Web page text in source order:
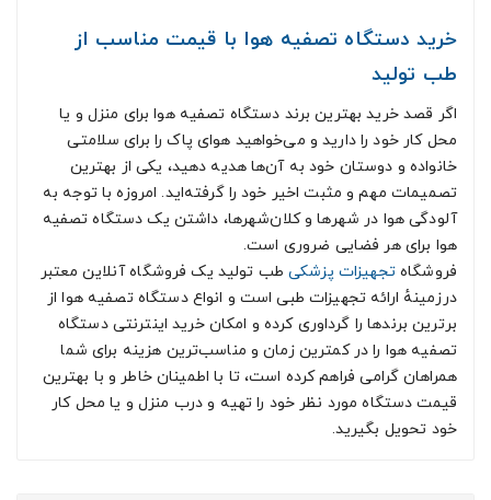
خرید دستگاه تصفیه هوا با قیمت مناسب از
طب تولید
اگر قصد خرید بهترین برند دستگاه تصفیه هوا برای منزل و یا
محل کار خود را دارید و می‌خواهید هوای پاک را برای سلامتی
خانواده و دوستان خود به آن‌ها هدیه دهید، یکی از بهترین
تصمیمات مهم و مثبت اخیر خود را گرفته‌اید. امروزه با توجه به
آلودگی هوا در شهرها و کلان‌شهرها، داشتن یک دستگاه تصفیه
هوا برای هر فضایی ضروری است.
فروشگاهتجهیزات پزشکیطب تولید یک فروشگاه آنلاین معتبر
درزمینهٔ ارائه تجهیزات طبی است و انواع دستگاه تصفیه هوا از
برترین برندها را گرداوری کرده و امکان خرید اینترنتی دستگاه
تصفیه هوا را در کمترین زمان و مناسب‌ترین هزینه برای شما
همراهان گرامی فراهم کرده است، تا با اطمینان خاطر و با بهترین
قیمت دستگاه مورد نظر خود را تهیه و درب منزل و یا محل کار
خود تحویل بگیرید.